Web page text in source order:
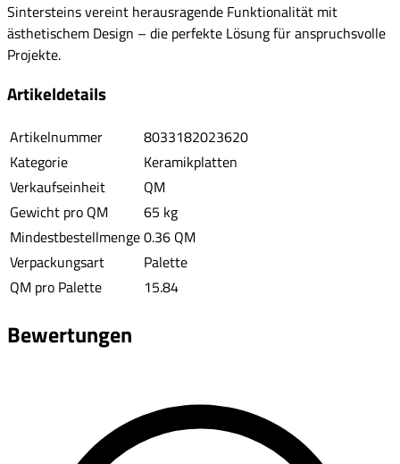
Sintersteins vereint herausragende Funktionalität mit
ästhetischem Design – die perfekte Lösung für anspruchsvolle
Projekte.
Artikeldetails
Artikelnummer
8033182023620
Kategorie
Keramikplatten
Verkaufseinheit
QM
Gewicht pro QM
65 kg
Mindestbestellmenge0.36 QM
Verpackungsart
Palette
QM pro Palette
15.84
Bewertungen